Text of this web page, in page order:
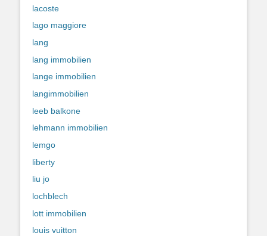
lacoste
lago maggiore
lang
lang immobilien
lange immobilien
langimmobilien
leeb balkone
lehmann immobilien
lemgo
liberty
liu jo
lochblech
lott immobilien
louis vuitton